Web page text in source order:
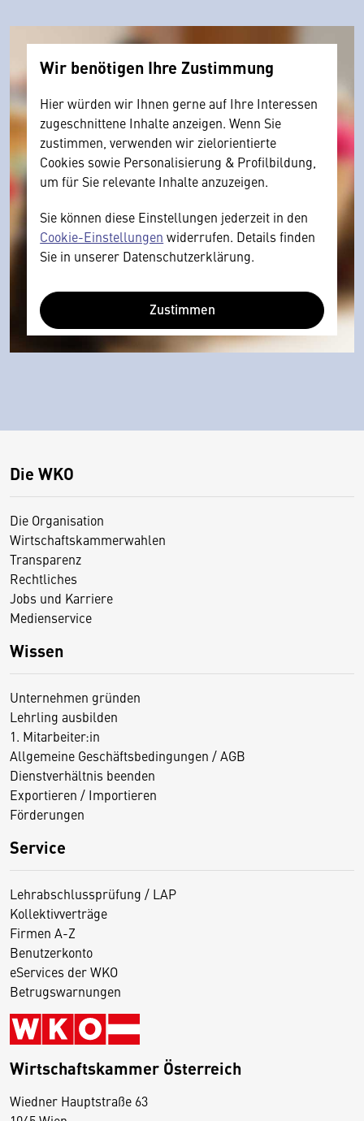
Wir benötigen Ihre Zustimmung
Hier würden wir Ihnen gerne auf Ihre Interessen
zugeschnittene Inhalte anzeigen. Wenn Sie
zustimmen, verwenden wir zielorientierte
Cookies sowie Personalisierung & Profilbildung,
um für Sie relevante Inhalte anzuzeigen.
Sie können diese Einstellungen jederzeit in den
Cookie-Einstellungen widerrufen. Details finden
Sie in unserer Datenschutzerklärung.
Zustimmen
Die WKO
Die Organisation
Wirtschaftskammerwahlen
Transparenz
Rechtliches
Jobs und Karriere
Medienservice
Wissen
Unternehmen gründen
Lehrling ausbilden
1. Mitarbeiter:in
Allgemeine Geschäftsbedingungen / AGB
Dienstverhältnis beenden
Exportieren / Importieren
Förderungen
Service
Lehrabschlussprüfung / LAP
Kollektivverträge
Firmen A-Z
Benutzerkonto
eServices der WKO
Betrugswarnungen
Wirtschaftskammer Österreich
Wiedner Hauptstraße 63
D